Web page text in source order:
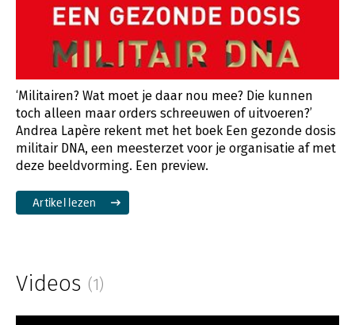
‘Militairen? Wat moet je daar nou mee? Die kunnen
toch alleen maar orders schreeuwen of uitvoeren?’
Andrea Lapère rekent met het boek Een gezonde dosis
militair DNA, een meesterzet voor je organisatie af met
deze beeldvorming. Een preview.
Artikel lezen
Videos (1)